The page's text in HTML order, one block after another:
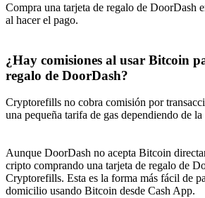
Compra una tarjeta de regalo de DoorDash
al hacer el pago.
¿Hay comisiones al usar Bitcoin
regalo de DoorDash?
Cryptorefills no cobra comisión por
una pequeña tarifa de gas dependiendo de la
Aunque DoorDash no acepta Bitcoin
cripto comprando una tarjeta de regalo de
Cryptorefills. Esta es la forma más fácil de
domicilio usando Bitcoin desde Cash App.